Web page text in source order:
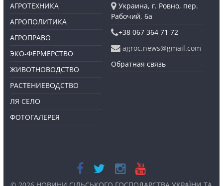
АГРОТЕХНИКА
АГРОПОЛИТИКА
АГРОПРАВО
ЭКО-ФЕРМЕРСТВО
ЖИВОТНОВОДСТВО
РАСТЕНИЕВОДСТВО
ЛЯ СЕЛО
ФОТОГАЛЕРЕЯ
Украина, г. Ровно, пер.
Рабочий, 6а
+38 067 364 71 72
agroc.news@gmail.com
Обратная связь